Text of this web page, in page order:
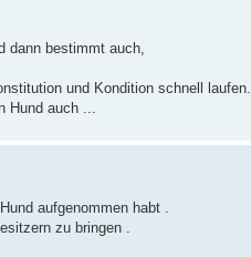
dann bestimmt auch,
und Kondition schnell laufen.
Hund auch ...
aufgenommen habt .
zu bringen .